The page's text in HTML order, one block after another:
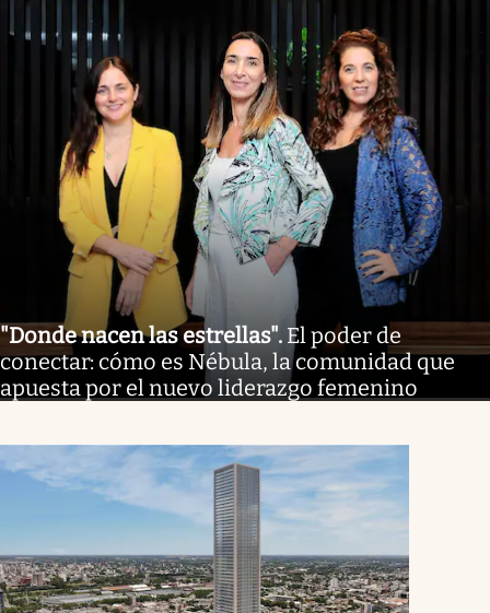
"Donde nacen las estrellas". El poder de
conectar: cómo es Nébula, la comunidad que
apuesta por el nuevo liderazgo femenino